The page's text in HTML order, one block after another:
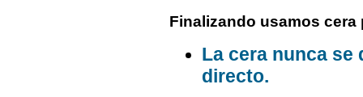
Finalizando usamos cera
La cera nunca se
directo.